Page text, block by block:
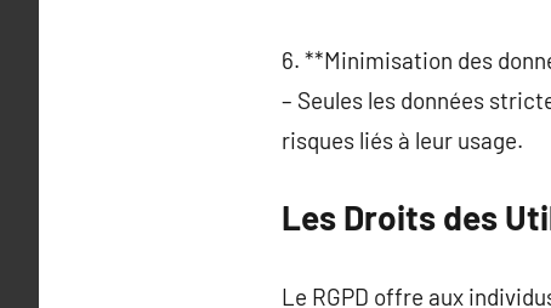
6. **Minimisation des
– Seules les données
risques liés à leur usage.
Les Droits des
Le RGPD offre aux